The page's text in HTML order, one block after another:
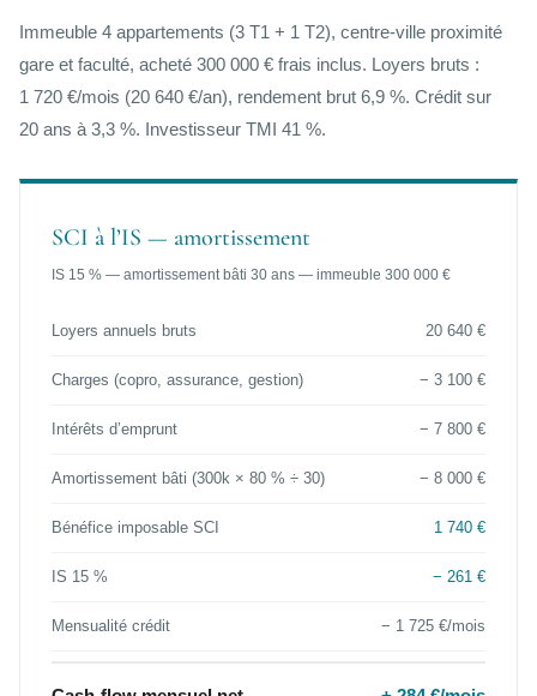
Immeuble 4 appartements (3 T1 + 1 T2), centre-ville proximité
gare et faculté, acheté 300 000 € frais inclus. Loyers bruts :
1 720 €/mois (20 640 €/an), rendement brut 6,9 %. Crédit sur
20 ans à 3,3 %. Investisseur TMI 41 %.
SCI à l’IS — amortissement
IS 15 % — amortissement bâti 30 ans — immeuble 300 000 €
Loyers annuels bruts 20 640 €
Charges (copro, assurance, gestion) − 3 100 €
Intérêts d’emprunt − 7 800 €
Amortissement bâti (300k × 80 % ÷ 30) − 8 000 €
Bénéfice imposable SCI 1 740 €
IS 15 % − 261 €
Mensualité crédit − 1 725 €/mois